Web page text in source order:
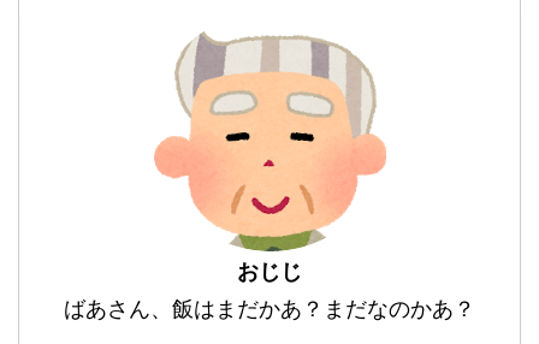
おじじ
ばあさん、飯はまだかあ？まだなのかあ？